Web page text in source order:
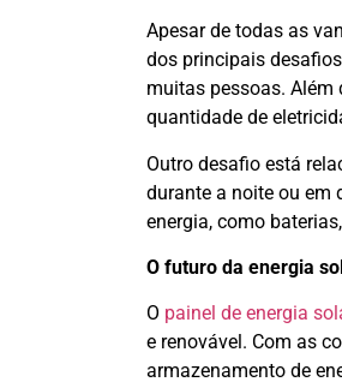
Apesar de todas as
dos principais
muitas pessoas. Além
quantidade de
Outro desafio está
durante a noite ou em
energia, como
O futuro da energia
O painel de energia
e renovável. Com as
armazenamento de